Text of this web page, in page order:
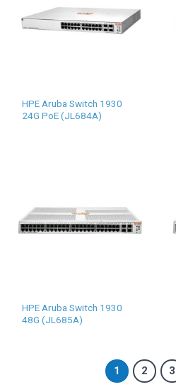
HPE Aruba Switch 1930
24G PoE (JL684A)
HPE Aruba Switch 1930
48G (JL685A)
1 2 3